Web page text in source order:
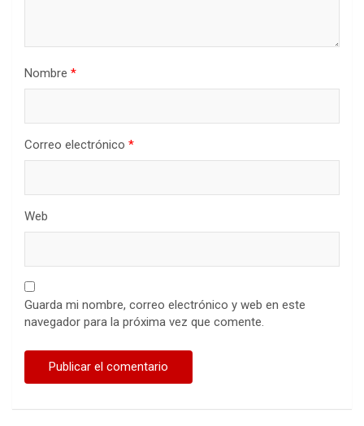
Nombre *
Correo electrónico *
Web
Guarda mi nombre, correo electrónico y web en este
navegador para la próxima vez que comente.